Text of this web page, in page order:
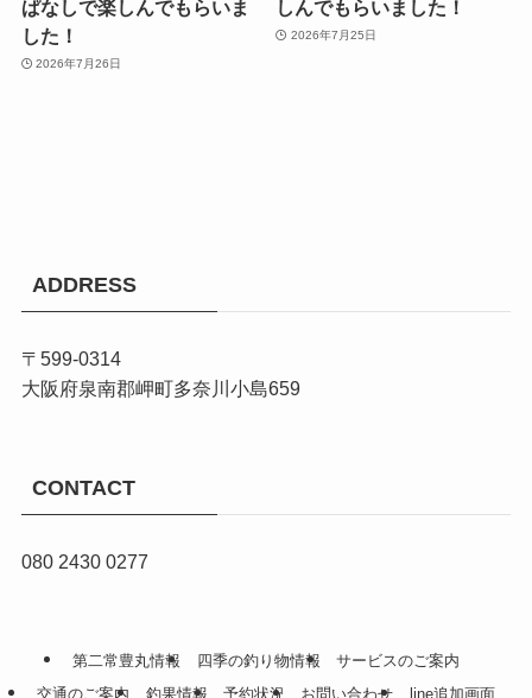
ぱなしで楽しんでもらいま
した！
2026年7月26日
しんでもらいました！
2026年7月25日
ADDRESS
〒599-0314
大阪府泉南郡岬町多奈川小島659
CONTACT
080 2430 0277
第二常豊丸情報 四季の釣り物情報
サービスのご案内
交通のご案内
釣果情報 予約状況 お問い合わせ line追加画面